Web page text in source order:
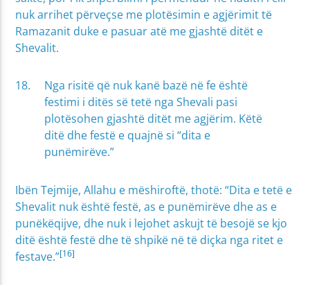
nuk arrihet përveçse me plotësimin e agjërimit të
Ramazanit duke e pasuar atë me gjashtë ditët e
Shevalit.
Nga risitë që nuk kanë bazë në fe është
festimi i ditës së tetë nga Shevali pasi
plotësohen gjashtë ditët me agjërim. Këtë
ditë dhe festë e quajnë si “dita e
punëmirëve.”
Ibën Tejmije, Allahu e mëshiroftë, thotë: “Dita e tetë e
Shevalit nuk është festë, as e punëmirëve dhe as e
punëkëqijve, dhe nuk i lejohet askujt të besojë se kjo
ditë është festë dhe të shpikë në të diçka nga ritet e
festave.”[16]